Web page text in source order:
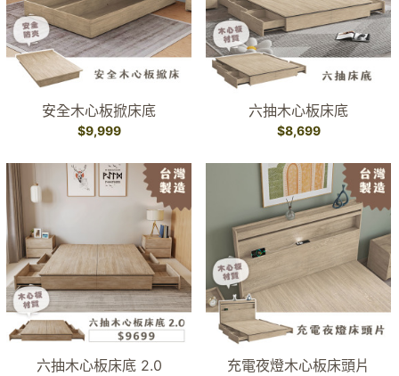
安全木心板掀床底
$9,999
六抽木心板床底
$8,699
六抽木心板床底 2.0 充電夜燈木心板床頭片